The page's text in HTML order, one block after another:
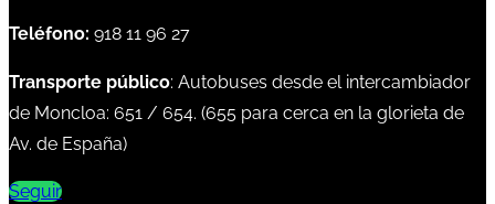
Teléfono: 918 11 96 27
Transporte público: Autobuses desde el intercambiador
de Moncloa: 651 / 654. (655 para cerca en la glorieta de
Av. de España)
Seguir